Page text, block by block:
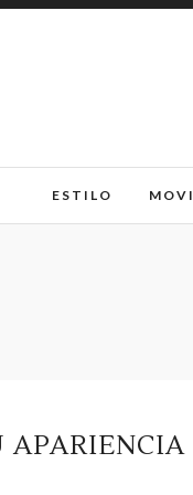
ESTILO